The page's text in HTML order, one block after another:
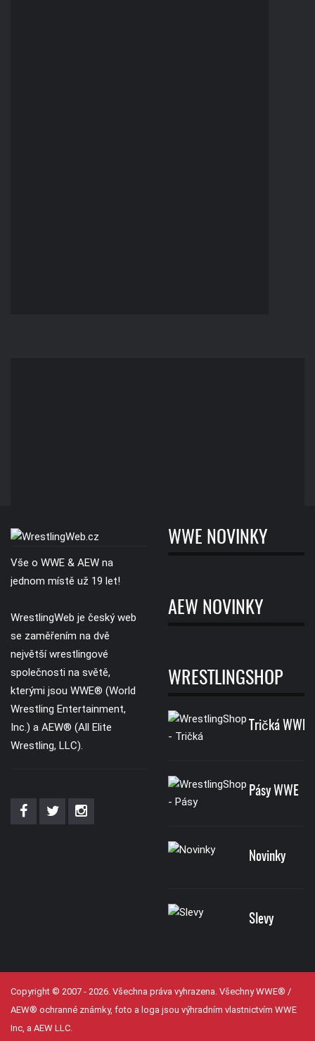
Vše o WWE & AEW na
jednom místě už 19 let!
WrestlingWeb je český web
se zaměřením na dvě
největší wrestlingové
společnosti na světě,
kterými jsou WWE® (World
Wrestling Entertainment,
Inc.) a AEW® (All Elite
Wrestling, LLC).
WWE NOVINKY
AEW NOVINKY
WRESTLINGSHOP
Tričká WWE
Pásy WWE
Novinky
Slevy
Copyright © 2007 - 2026. Všechna práva vyhrazena. Všechny WWE® /
AEW® ochranné známky, foto a loga jsou výhradním vlastnictvím WWE
Inc, a AEW LLC.